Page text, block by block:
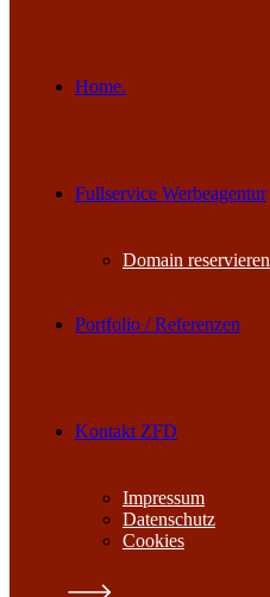
Home.
Fullservice Werbeagentur
Domain reservieren
Portfolio / Referenzen
Kontakt ZFD
Impressum
Datenschutz
Cookies